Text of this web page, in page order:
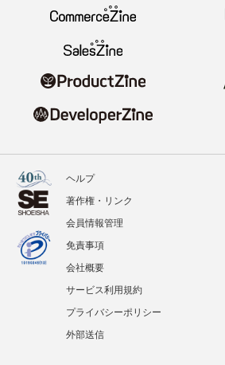
ヘルプ
著作権・リンク
会員情報管理
免責事項
会社概要
サービス利用規約
プライバシーポリシー
外部送信